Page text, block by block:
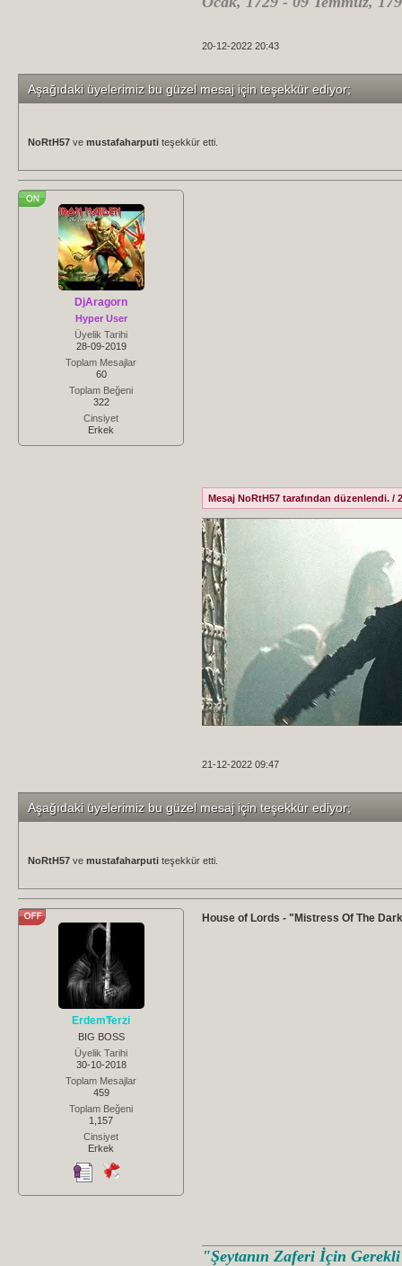
20-12-2022 20:43
Aşağıdaki üyelerimiz bu güzel mesaj için teşekkür ediyor;
NoRtH57 ve mustafaharputi teşekkür etti.
DjAragorn
Hyper User
Üyelik Tarihi
28-09-2019
Toplam Mesajlar
60
Toplam Beğeni
322
Cinsiyet
Erkek
Mesaj NoRtH57 tarafından düzenlendi. /
21-12-2022 09:47
Aşağıdaki üyelerimiz bu güzel mesaj için teşekkür ediyor;
NoRtH57 ve mustafaharputi teşekkür etti.
ErdemTerzi
BIG BOSS
Üyelik Tarihi
30-10-2018
Toplam Mesajlar
459
Toplam Beğeni
1,157
Cinsiyet
Erkek
House of Lords - "Mistress Of The
"Şeytanın Zaferi İçin